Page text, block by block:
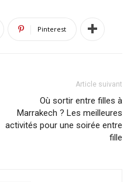
Pinterest
Article suivant
Où sortir entre filles à
Marrakech ? Les meilleures
activités pour une soirée entre
fille